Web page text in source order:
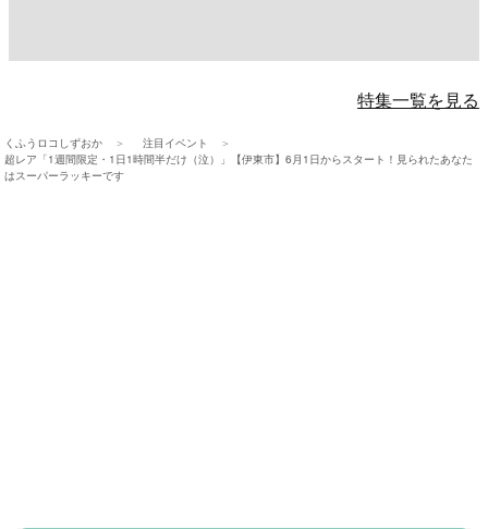
特集一覧を見る
くふうロコしずおか
注目イベント
超レア「1週間限定・1日1時間半だけ（泣）」【伊東市】6月1日からスタート！見られたあなた
はスーパーラッキーです